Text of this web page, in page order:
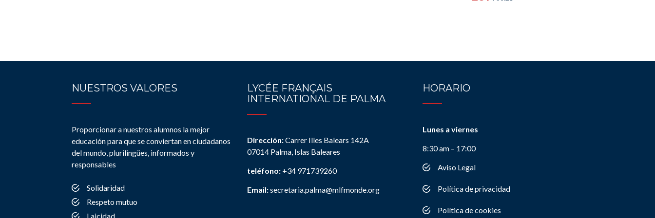
NUESTROS VALORES
Proporcionar a nuestros alumnos la mejor
educación para que se conviertan en ciudadanos
del mundo, plurilingües, informados y
responsables
Solidaridad
Respeto mutuo
Laicidad
LYCÉE FRANÇAIS
INTERNATIONAL DE PALMA
Dirección:Carrer Illes Balears 142A
07014 Palma, Islas Baleares
teléfono: +34 971739260
Email:secretaria.palma@mlfmonde.org
HORARIO
Lunes a viernes
8:30 am – 17:00
Aviso Legal
Política de privacidad
Política de cookies